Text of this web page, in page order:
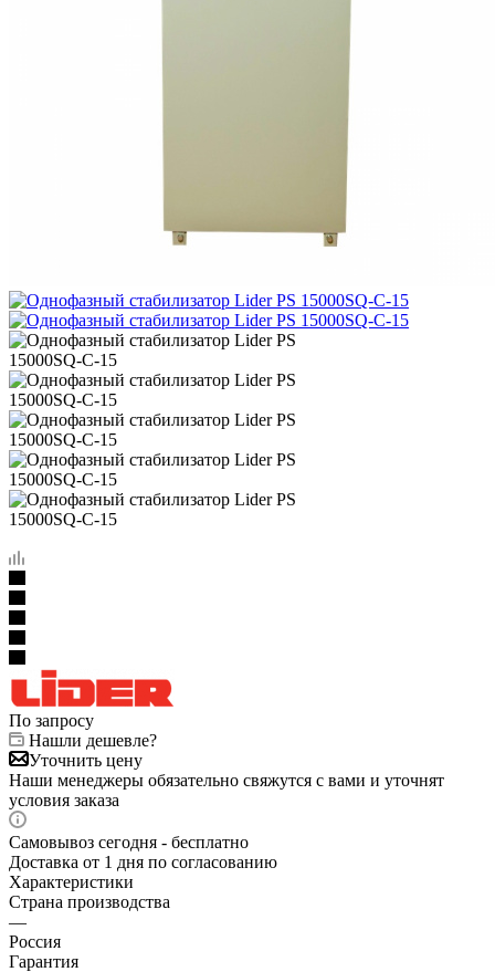
По запросу
Нашли дешевле?
Уточнить цену
Наши менеджеры обязательно свяжутся с вами и уточнят
условия заказа
Самовывоз сегодня - бесплатно
Доставка от 1 дня по согласованию
Характеристики
Страна производства
—
Россия
Гарантия